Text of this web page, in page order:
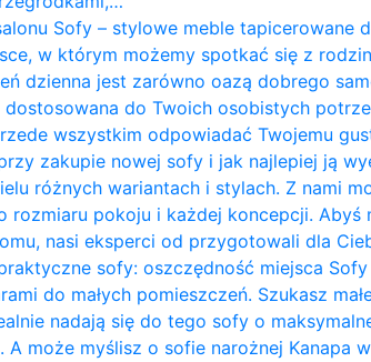
Sofy – stylowe meble tapicerowane
w którym możemy spotkać się z
dzienna jest zarówno oazą dobrego
do Twoich osobistych
wszystkim odpowiadać Twojemu
zakupie nowej sofy i jak najlepiej ją
różnych wariantach i stylach. Z nami
pokoju i każdej koncepcji. Abyś
nasi eksperci od przygotowali dla
sofy: oszczędność miejsca
do małych pomieszczeń. Szukasz
nadają się do tego sofy o
A może myślisz o sofie narożnej Kanapa